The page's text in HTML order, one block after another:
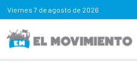
Viernes 7 de agosto de 2026